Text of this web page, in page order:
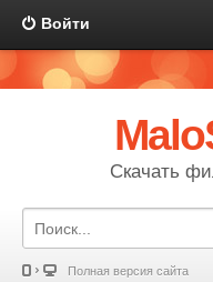
Войти
Скачать
Полная версия сайта